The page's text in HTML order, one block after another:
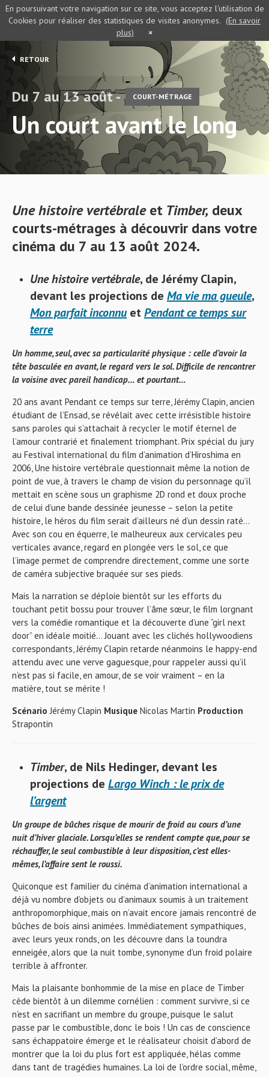
RETOUR
Du 7 au 13 août - COURT-MÉTRAGE
Un court avant le long
Une histoire vertébraleet Timber, deux
courts-métrages à découvrir dans votre
cinéma du 7 au 13 août 2024.
Une histoire vertébrale, de Jérémy Clapin,
devant les projections de Ma vie ma gueule,
Mon parfait inconnuetPendant ce temps sur
terre
Un homme, seul, avec sa particularité physique : celle d’avoir la
tête basculée en avant, le regard vers le sol. Difficile de rencontrer
la voisine avec pareil handicap… et pourtant…
20 ans avant Pendant ce temps sur terre, Jérémy Clapin, ancien
étudiant de l’Ensad, se révélait avec cette irrésistible histoire
sans paroles qui s’attachait à recycler le motif éternel de
l’amour contrarié et finalement triomphant. Prix spécial du jury
au Festival international du film d’animation d’Hiroshima en
2006, Une histoire vertébrale questionnait même la notion de
point de vue, à travers le champ de vision du personnage qu’il
mettait en scène sous un graphisme 2D rond et doux proche
de celui d’une bande dessinée jeunesse – selon la petite
histoire, le héros du film serait d’ailleurs né d’un dessin raté…
Avec son cou en équerre, le malheureux aux cervicales peu
verticales avance, regard en plongée vers le sol, ce que
l’image permet de comprendre directement, comme une sorte
de caméra subjective braquée sur ses pieds.
Mais la narration se déploie bientôt sur les efforts du
touchant petit bossu pour trouver l’âme sœur, le film lorgnant
vers la comédie romantique et la découverte d’une “girl next
door” en idéale moitié… Jouant avec les clichés hollywoodiens
correspondants, Jérémy Clapin retarde néanmoins le happy-end
attendu avec une verve gaguesque, pour rappeler aussi qu’il
n’est pas si facile, en amour, de se voir vraiment – en la
matière, tout se mérite !
Scénario Jérémy Clapin Musique Nicolas Martin Production
Strapontin
Timber, de Nils Hedinger, devant les
projections de Largo Winch : le prix de
l’argent
Un groupe de bûches risque de mourir de froid au cours d’une
nuit d’hiver glaciale. Lorsqu’elles se rendent compte que, pour se
réchauffer, le seul combustible à leur disposition, c’est elles-
mêmes, l’affaire sent le roussi.
Quiconque est familier du cinéma d’animation international a
déjà vu nombre d’objets ou d’animaux soumis à un traitement
anthropomorphique, mais on n’avait encore jamais rencontré de
bûches de bois ainsi animées. Immédiatement sympathiques,
avec leurs yeux ronds, on les découvre dans la toundra
enneigée, alors que la nuit tombe, synonyme d’un froid polaire
terrible à affronter.
Mais la plaisante bonhommie de la mise en place de Timber
cède bientôt à un dilemme cornélien : comment survivre, si ce
n’est en sacrifiant un membre du groupe, puisque le salut
passe par le combustible, donc le bois ! Un cas de conscience
sans échappatoire émerge et le réalisateur choisit d’abord de
montrer que la loi du plus fort est appliquée, hélas comme
dans tant de tragédies humaines. La loi de l’ordre social, même,
En poursuivant votre navigation sur ce site, vous acceptez l’utilisation de
Cookies pour réaliser des statistiques de visites anonymes. (En savoir
plus)
×